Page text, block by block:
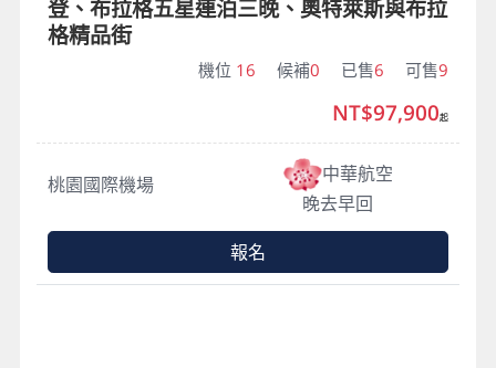
登、布拉格五星連泊三晚、奧特萊斯與布拉
格精品街
機位 16 候補0 已售6 可售9
桃園國際機場
中華航空
晚去早回
NT$97,900起
報名